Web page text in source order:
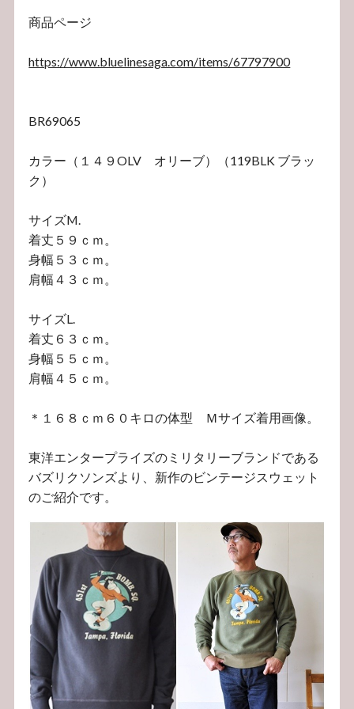
商品ページ
https://www.bluelinesaga.com/items/67797900
BR69065
カラー（１４９OLV オリーブ）（119BLK ブラッ
ク）
サイズM.
着丈５９ｃｍ。
身幅５３ｃｍ。
肩幅４３ｃｍ。
サイズL.
着丈６３ｃｍ。
身幅５５ｃｍ。
肩幅４５ｃｍ。
＊１６８ｃｍ６０キロの体型 Ｍサイズ着用画像。
東洋エンタープライズのミリタリーブランドである
バズリクソンズより、新作のビンテージスウェット
のご紹介です。